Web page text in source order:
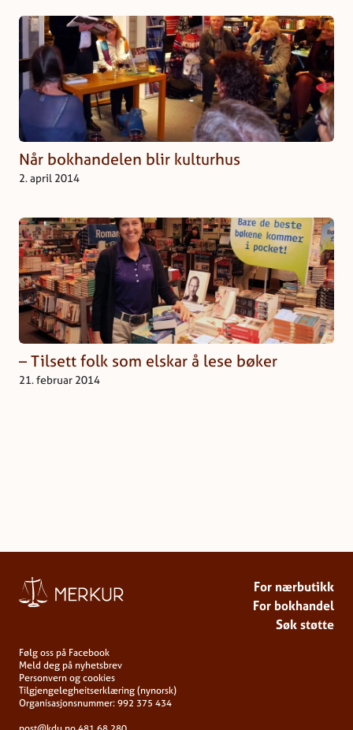
Når bokhandelen blir kulturhus
2. april 2014
– Tilsett folk som elskar å lese bøker
21. februar 2014
For nærbutikk
For bokhandel
Søk støtte
Følg oss på Facebook
Meld deg på nyhetsbrev
Personvern og cookies
Tilgjengelegheitserklæring (nynorsk)
Organisasjonsnummer: 992 375 434